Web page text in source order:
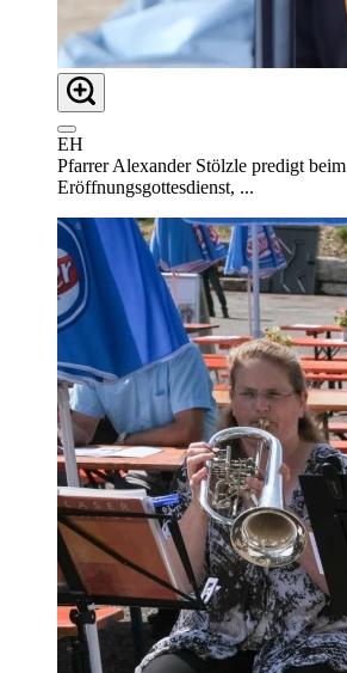
EH
Pfarrer Alexander Stölzle predigt beim
Eröffnungsgottesdienst, ...